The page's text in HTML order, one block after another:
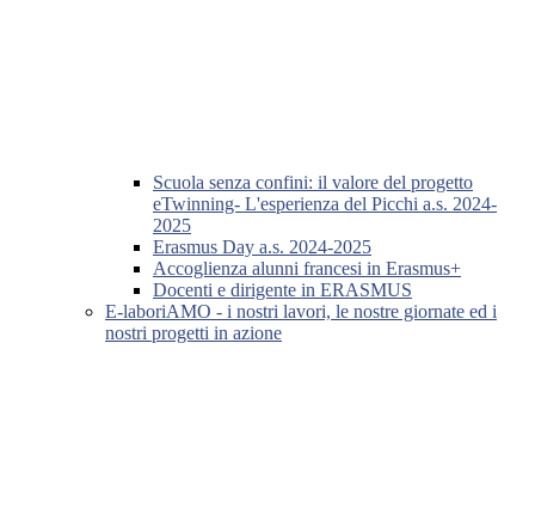
Scuola senza confini: il valore del progetto
eTwinning- L'esperienza del Picchi a.s. 2024-
2025
Erasmus Day a.s. 2024-2025
Accoglienza alunni francesi in Erasmus+
Docenti e dirigente in ERASMUS
E-laboriAMO - i nostri lavori, le nostre giornate ed i
nostri progetti in azione